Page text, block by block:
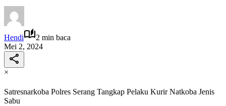
Hendi
2 min baca
Mei 2, 2024
×
Satresnarkoba Polres Serang Tangkap Pelaku Kurir Natkoba Jenis
Sabu